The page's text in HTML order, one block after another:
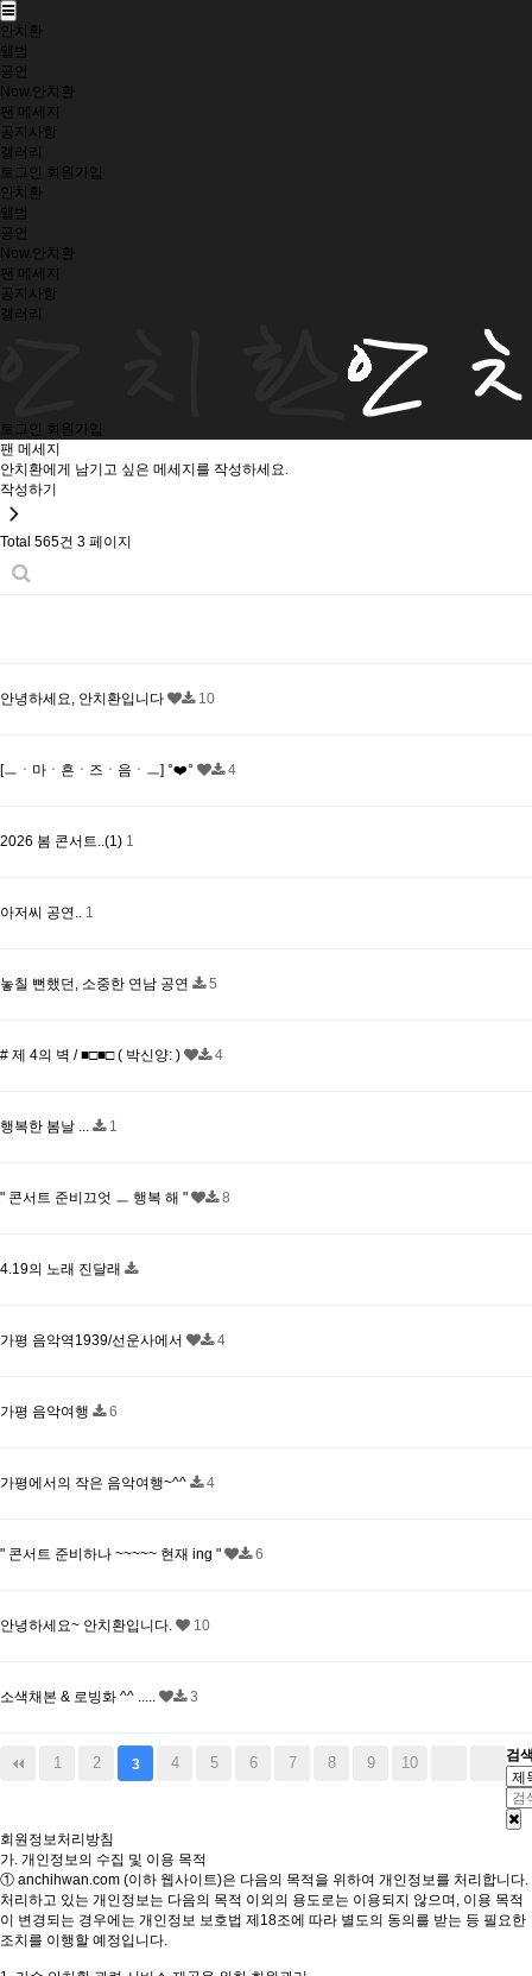
안치환
앨범
공연
Now.안치환
팬 메세지
공지사항
갤러리
로그인
회원가입
안치환
앨범
공연
Now.안치환
팬 메세지
공지사항
갤러리
로그인
회원가입
팬 메세지
안치환에게 남기고 싶은 메세지를 작성하세요.
작성하기
chevron_right
Total 565건 3 페이지
안녕하세요, 안치환입니다 10
[ㅡㆍ마ㆍ흔ㆍ즈ㆍ음ㆍㅡ] °❤️° 4
2026 봄 콘서트..(1) 1
아저씨 공연.. 1
놓칠 뻔했던, 소중한 연남 공연 5
# 제 4의 벽 / ■□■□ ( 박신양: ) 4
행복한 봄날 ... 1
" 콘서트 준비끄엇 ㅡ 행복 해 " 8
4.19의 노래 진달래
가평 음악역1939/선운사에서 4
가평 음악여행 6
가평에서의 작은 음악여행~^^ 4
" 콘서트 준비하나 ~~~~~ 현재 ing " 6
안녕하세요~ 안치환입니다. 10
소색채본 & 로빙화 ^^ ..... 3
1 2 3 4 5 6 7 8 9 10 검
회원정보처리방침
가. 개인정보의 수집 및 이용 목적
① anchihwan.com (이하 웹사이트)은 다음의 목적을 위하여 개인정보를 처리합니다.
처리하고 있는 개인정보는 다음의 목적 이외의 용도로는 이용되지 않으며, 이용 목적
이 변경되는 경우에는 개인정보 보호법 제18조에 따라 별도의 동의를 받는 등 필요한
조치를 이행할 예정입니다.